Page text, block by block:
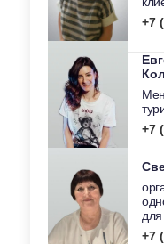
+7
+7
+7